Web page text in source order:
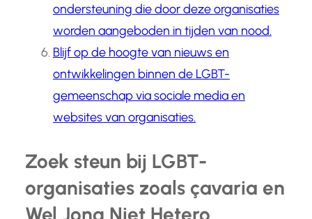
ondersteuning die door deze organisaties
worden aangeboden in tijden van nood.
Blijf op de hoogte van nieuws en
ontwikkelingen binnen de LGBT-
gemeenschap via sociale media en
websites van organisaties.
Zoek steun bij LGBT-
organisaties zoals çavaria en
Wel Jong Niet Hetero.